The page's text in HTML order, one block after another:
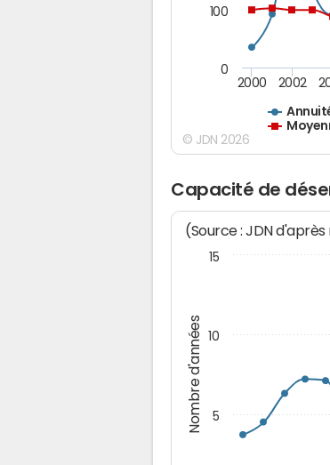
2000 2002
0
100
© JDN 2026
Capacité de
Nombre d'années
(Source : JDN
5
10
15